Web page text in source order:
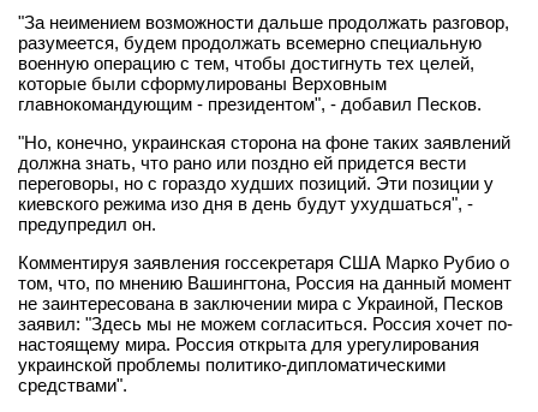
"За неимением возможности дальше продолжать разговор,
разумеется, будем продолжать всемерно специальную
военную операцию с тем, чтобы достигнуть тех целей,
которые были сформулированы Верховным
главнокомандующим - президентом", - добавил Песков.
"Но, конечно, украинская сторона на фоне таких заявлений
должна знать, что рано или поздно ей придется вести
переговоры, но с гораздо худших позиций. Эти позиции у
киевского режима изо дня в день будут ухудшаться", -
предупредил он.
Комментируя заявления госсекретаря США Марко Рубио о
том, что, по мнению Вашингтона, Россия на данный момент
не заинтересована в заключении мира с Украиной, Песков
заявил: "Здесь мы не можем согласиться. Россия хочет по-
настоящему мира. Россия открыта для урегулирования
украинской проблемы политико-дипломатическими
средствами".